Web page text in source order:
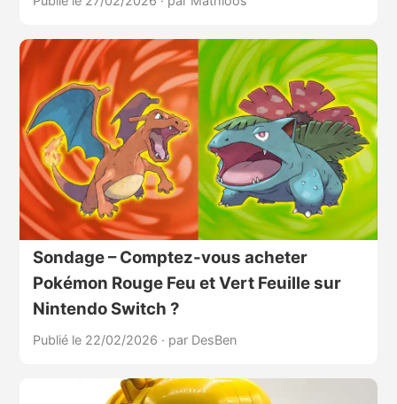
Sondage – Comptez-vous acheter
Pokémon Rouge Feu et Vert Feuille sur
Nintendo Switch ?
Publié le 22/02/2026 · par DesBen